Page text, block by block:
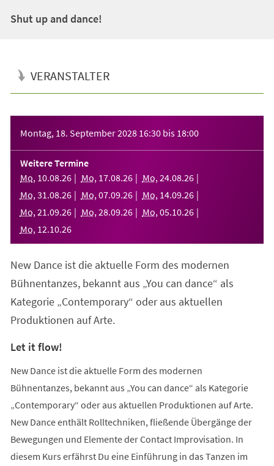
Shut up and dance!
VERANSTALTER
Montag, 18. September 2028 16:30 bis 18:00
Weitere Termine
Mo, 10.08.26 Mo, 17.08.26 Mo, 24.08.26
Mo, 31 .08.26 Mo, 07.09.26 Mo, 14.09.26
Mo, 21 .09.26 Mo, 28.09.26 Mo, 05.10.26
Mo, 12.10.26
New Dance ist die aktuelle Form des modernen
Bühnentanzes, bekannt aus „You can dance“ als
Kategorie „Contemporary“ oder aus aktuellen
Produktionen auf Arte.
Let it flow!
New Dance ist die aktuelle Form des modernen
Bühnentanzes, bekannt aus „You can dance“ als Kategorie
„Contemporary“ oder aus aktuellen Produktionen auf Arte.
New Dance enthält Rolltechniken, fließende Übergänge der
Bewegungen und Elemente der Contact Improvisation. In
diesem Kurs erfährst Du eine Einführung in das Tanzen im